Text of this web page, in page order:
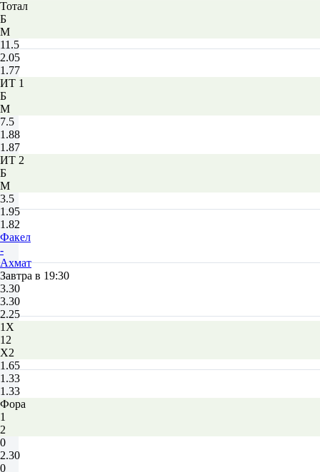
Тотал
Б
М
11.5
2.05
1.77
ИТ 1
Б
М
7.5
1.88
1.87
ИТ 2
Б
М
3.5
1.95
1.82
Факел
-
Ахмат
Завтра в 19:30
3.30
3.30
2.25
1X
12
X2
1.65
1.33
1.33
Фора
1
2
0
2.30
0